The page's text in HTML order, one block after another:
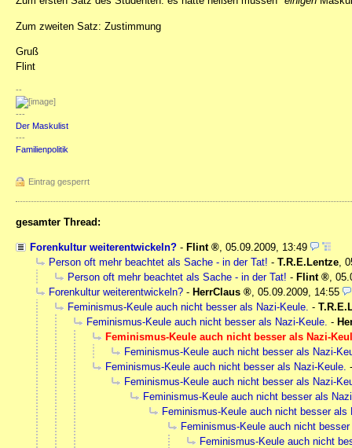
Zum zweiten Satz: Zustimmung
Gruß
Flint
--
---
Der Maskulist
---
Familienpolitik
Eintrag gesperrt
gesamter Thread:
Forenkultur weiterentwickeln? - Flint
05.09.2009, 13:49
Person oft mehr beachtet als Sache - in der Tat! - T.R.E.Lentze
Person oft mehr beachtet als Sache - in der Tat! - Flint
Forenkultur weiterentwickeln? - HerrClaus
05.09.2009, 14:55
Feminismus-Keule auch nicht besser als Nazi-Keule. -
Feminismus-Keule auch nicht besser als Nazi-Keule. -
Feminismus-Keule auch nicht besser als Nazi-
Feminismus-Keule auch nicht besser als Nazi-
Feminismus-Keule auch nicht besser als Nazi-Keule.
Feminismus-Keule auch nicht besser als Nazi-
Feminismus-Keule auch nicht besser als
Feminismus-Keule auch nicht besser als
Feminismus-Keule auch nicht
Feminismus-Keule auch nicht